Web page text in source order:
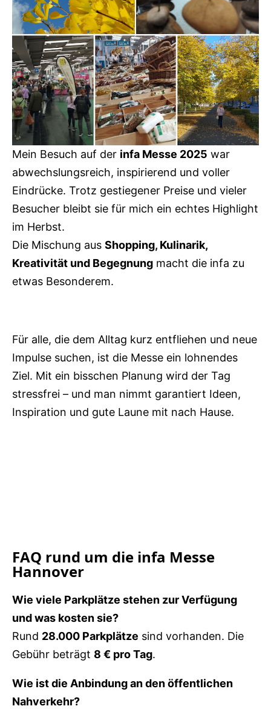
Mein Besuch auf der infa Messe 2025 war
abwechslungsreich, inspirierend und voller
Eindrücke. Trotz gestiegener Preise und vieler
Besucher bleibt sie für mich ein echtes Highlight
im Herbst.
Die Mischung aus Shopping, Kulinarik,
Kreativität und Begegnung macht die infa zu
etwas Besonderem.
Für alle, die dem Alltag kurz entfliehen und neue
Impulse suchen, ist die Messe ein lohnendes
Ziel. Mit ein bisschen Planung wird der Tag
stressfrei – und man nimmt garantiert Ideen,
Inspiration und gute Laune mit nach Hause.
FAQ rund um die infa Messe
Hannover
Wie viele Parkplätze stehen zur Verfügung
und was kosten sie?
Rund 28.000 Parkplätze sind vorhanden. Die
Gebühr beträgt 8 € pro Tag.
Wie ist die Anbindung an den öffentlichen
Nahverkehr?